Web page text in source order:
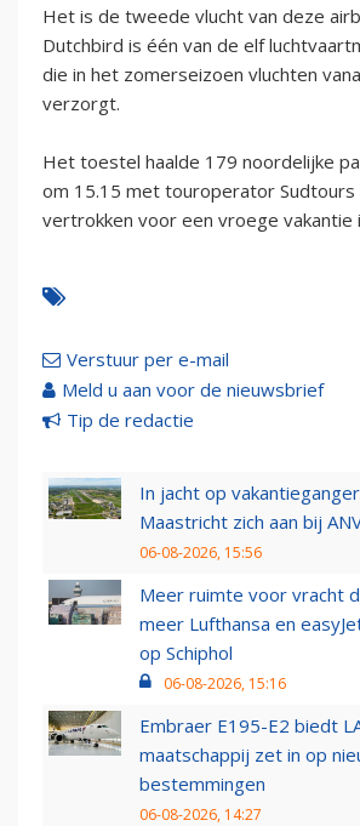
Het is de tweede vlucht van deze
Dutchbird is één van de elf
die in het zomerseizoen vluchten
verzorgt.
Het toestel haalde 179 noordelijke
om 15.15 met touroperator Sudtours
vertrokken voor een vroege vakantie
Verstuur per e-mail
Meld u aan voor de nieuwsbrief
Tip de redactie
In jacht op
Maastricht zich aan bij
06-08-2026, 15:56
Meer ruimte voor vracht
meer Lufthansa en
op Schiphol
06-08-2026, 15:16
Embraer E195-E2 biedt
maatschappij zet in op
bestemmingen
06-08-2026, 14:27